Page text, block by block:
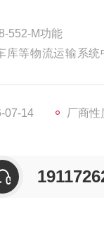
552-M功能
库等物流运输系
07-14 厂商性